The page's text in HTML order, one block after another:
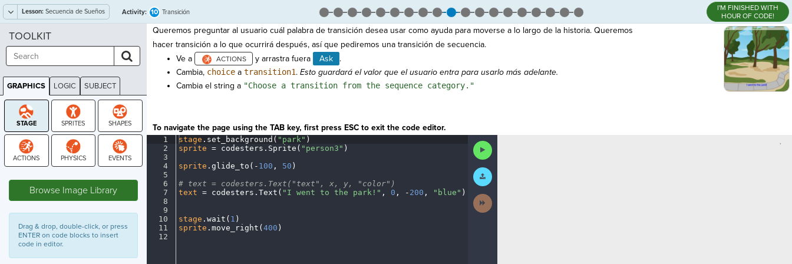
Lesson: Secuencia de Sueños Activity: 10 Transición
I'M FINISHED WITH
HOUR OF CODE!
Queremos preguntar al usuario cuál palabra de transición desea usar como ayuda para moverse a lo largo de la historia. Queremos
hacer transición a lo que ocurrirá después, así que pediremos una transición de secuencia.
Ve a
y arrastra fuera Ask
.
Cambia, choicea transition1. Esto guardará el valor que el usuario entra para usarlo más adelante.
Cambia el string a "Choose a transition from the sequence category."
To navigate the page using the TAB key, first press ESC to exit the code editor.
1
2
3
4
5
6
7
8
9
10
11
12
stage . set_background( "park" )
sprite =· codesters . Sprite( "person3" )
sprite . glide_to( - 100 , 50 )
#· text =· codesters.Text("text", x, y, "color")
text =· codesters . Text( "I went to the park!" , 0 , - 200 , "blue" )
stage . wait( 1 )
sprite . move_right( 400 )
Run
Code
Submit
Work
Next
Activity
,
TOOLKIT
GRAPHICS LOGIC SUBJECT
GRAPHICS
Browse Image Library
Drag & drop, double-click, or press
ENTER on code blocks to insert
code in editor.